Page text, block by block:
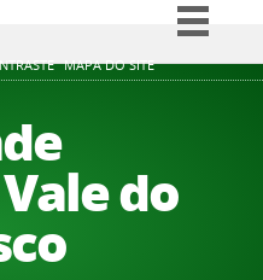
MAPA DO SITE
Simplifique!
Acesso à informação
Legislaçãodo